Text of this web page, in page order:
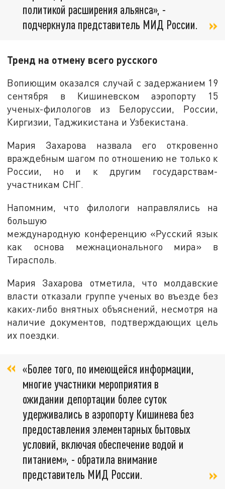
политикой расширения альянса», -
подчеркнула представитель МИД России.
Тренд на отмену всего русского
Вопиющим оказался случай с задержанием 19
сентября в Кишиневском аэропорту 15
ученых-филологов из Белоруссии, России,
Киргизии, Таджикистана и Узбекистана.
Мария Захарова назвала его откровенно
враждебным шагом по отношению не только к
России, но и к другим государствам-
участникам СНГ.
Напомним, что филологи направлялись на
большую
международную конференцию «Русский язык
как основа межнационального мира» в
Тирасполь.
Мария Захарова отметила, что молдавские
власти отказали группе ученых во въезде без
каких-либо внятных объяснений, несмотря на
наличие документов, подтверждающих цель
их поездки.
«Более того, по имеющейся информации,
многие участники мероприятия в
ожидании депортации более суток
удерживались в аэропорту Кишинева без
предоставления элементарных бытовых
условий, включая обеспечение водой и
питанием», - обратила внимание
представитель МИД России.